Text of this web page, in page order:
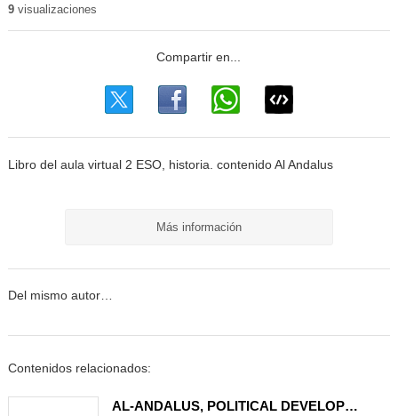
9visualizaciones
Libro del aula virtual 2 ESO, historia. contenido Al Andalus
Más información
Del mismo autor…
Contenidos relacionados:
AL-ANDALUS, POLITICAL DEVELOPMENT